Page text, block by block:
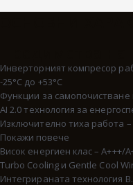
Инверторният компресор
-25°C до +53°C
Функции за самопочистване
AI 2.0 технология за
Изключително тиха работа –
Покажи повече
Висок енергиен клас – A+++/
Turbo Cooling и Gentle Cool
Интегрираната технология